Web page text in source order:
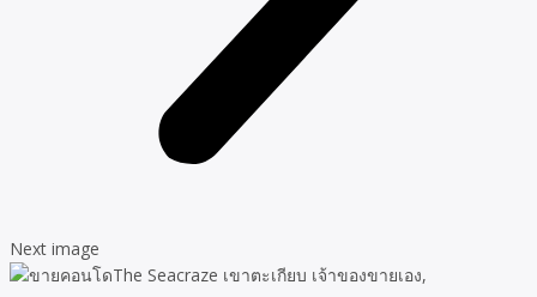
Next image